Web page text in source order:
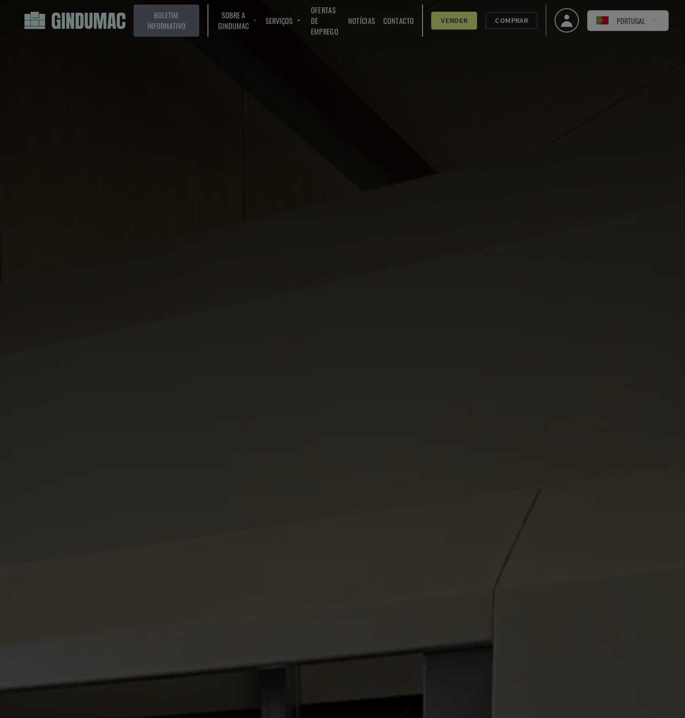
BOLETIM
INFORMATIVO
SOBRE A
GINDUMAC
SERVIÇOS
OFERTAS
DE
EMPREGO
NOTÍCIAS CONTACTO VENDER COMPRAR PORTUGAL